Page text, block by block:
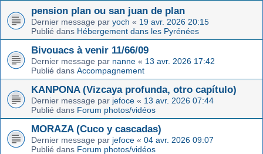
pension plan ou san juan de plan
Dernier message par yoch « 19 avr. 2026 20:15
Publié dans Hébergement dans les Pyrénées
Bivouacs à venir 11/66/09
Dernier message par nanne « 13 avr. 2026 17:42
Publié dans Accompagnement
KANPONA (Vizcaya profunda, otro capítulo)
Dernier message par jefoce « 13 avr. 2026 07:44
Publié dans Forum photos/vidéos
MORAZA (Cuco y cascadas)
Dernier message par jefoce « 04 avr. 2026 09:07
Publié dans Forum photos/vidéos